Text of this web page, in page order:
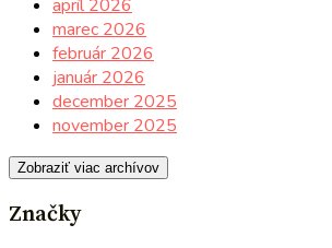
apríl 2026
marec 2026
február 2026
január 2026
december 2025
november 2025
Zobraziť viac archívov
Značky